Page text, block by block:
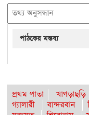
পাঠকের মন্তব্য
প্রথম পাতা খাগড়াছড়ি
গ্যালারী
বান্দরবান